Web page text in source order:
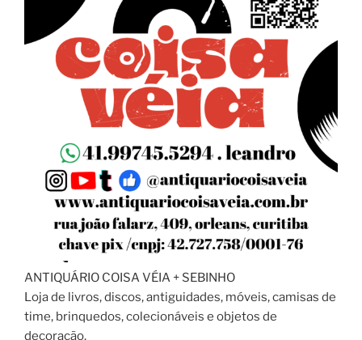
ANTIQUÁRIO COISA VÉIA + SEBINHO
Loja de livros, discos, antiguidades, móveis, camisas de
time, brinquedos, colecionáveis e objetos de
decoração.